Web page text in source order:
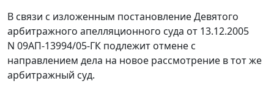
В связи с изложенным постановление Девятого
арбитражного апелляционного суда от 13.12.2005
N 09АП-13994/05-ГК подлежит отмене с
направлением дела на новое рассмотрение в тот же
арбитражный суд.